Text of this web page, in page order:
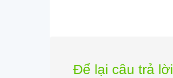
Để lại câu trả lời